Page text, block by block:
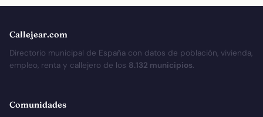
Callejear.com
Directorio municipal de España con datos de población, vivienda,
empleo, renta y callejero de los 8.132 municipios.
Comunidades